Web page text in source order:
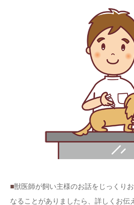
■獣医師が飼い主様のお話をじっくり
なることがありましたら、詳しくお伝